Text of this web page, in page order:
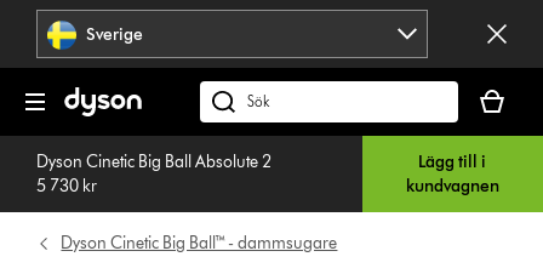
Hoppa
navigering
Sverige
Sök
på
dyson.se
är
tom
Dyson Cinetic Big Ball Absolute 2
5 730 kr
Lägg till i
kundvagnen
Dyson Cinetic Big Ball™ - dammsugare